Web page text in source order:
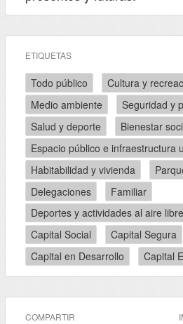
ETIQUETAS
Todo público
Cultura y
Medio ambiente
Seguridad y
Salud y deporte
Bienestar
Espacio público e infraestructura
Habitabilidad y vivienda
Delegaciones
Familiar
Deportes y actividades al aire libre
Capital Social
Capital Segura
Capital en Desarrollo
Capital
COMPARTIR